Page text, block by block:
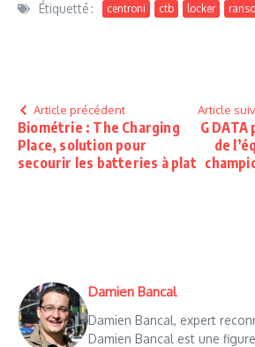
Étiquetté : centroni ctb locker
Article précédent
Biométrie : The Charging
Place, solution pour
secourir les batteries à plat
Article
G
de
Damien Bancal
Damien Bancal, expert
Damien Bancal est une